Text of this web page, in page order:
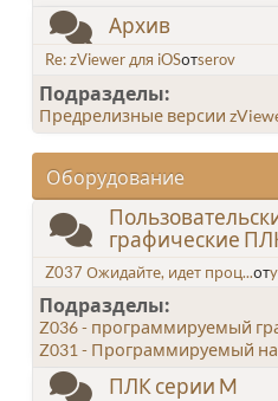
Архив
Re: zViewer для iOSотserov
Подразделы
Предрелизные версии
Оборудование
графические
Z037 Ожидайте, идет проц...от
Подразделы
Z036 - программируемый
Z031 - Программируемый
ПЛК серии M